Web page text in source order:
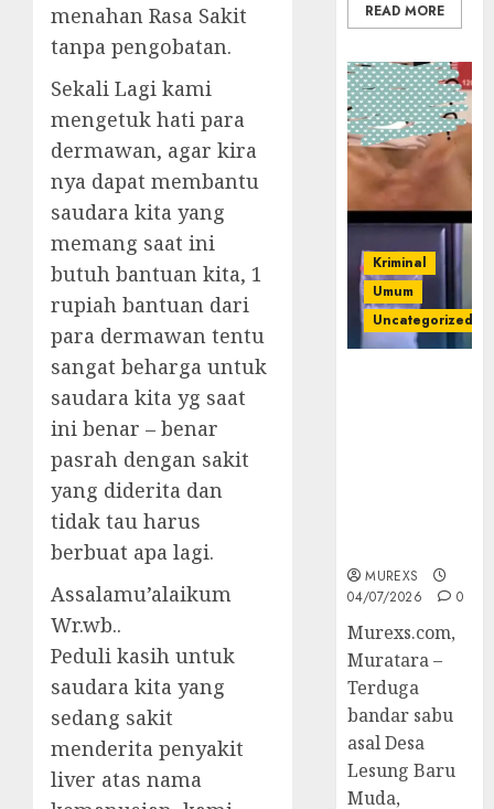
menahan Rasa Sakit
tanpa pengobatan.
Sekali Lagi kami
mengetuk hati para
dermawan, agar kira
nya dapat membantu
saudara kita yang
memang saat ini
butuh bantuan kita, 1
rupiah bantuan dari
para dermawan tentu
sangat beharga untuk
saudara kita yg saat
ini benar – benar
pasrah dengan sakit
yang diderita dan
tidak tau harus
berbuat apa lagi.
Assalamu’alaikum
Wr.wb..
Peduli kasih untuk
saudara kita yang
sedang sakit
menderita penyakit
liver atas nama
READ MORE
Kriminal
Umum
Uncategorized
MUREXS
04/07/2026
0
Murexs.com,
Muratara –
Terduga
bandar sabu
asal Desa
Lesung Baru
Muda,